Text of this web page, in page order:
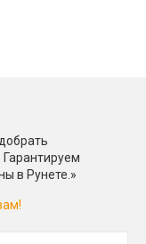
в Рунете.»